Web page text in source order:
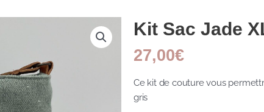
Kit Sac Jade
27,00€
Ce kit de couture vous
gris